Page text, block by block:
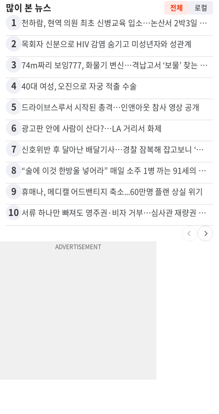
많이 본 뉴스 전체 로컬
1 천하람, 현역 의원 최초 신병교육 입소…논산서 2박3일 생활
2 목회자 신분으로 HIV 감염 숨기고 미성년자와 성관계
3 74m짜리 보잉777, 화물기 변신…격납고서 ‘보물’ 찾는 인천공항
4 40대 여성, 오진으로 자궁 적출 수술
5 드라이브스루서 시작된 총격…인앤아웃 참사 영상 공개
6 광고판 안에 사람이 산다?…LA 거리서 화제
7 신호위반 후 달아난 배달기사…경찰 잠복해 잡고보니 ‘반전’
8 “술에 이것 한방울 넣어라” 매일 소주 1병 까는 91세의 철칙
9 휴매나, 메디캘 어드밴티지 축소...60만명 플랜 상실 위기
10 서류 하나만 빠져도 영주권·비자 거부…심사관 재량권 대폭 확대